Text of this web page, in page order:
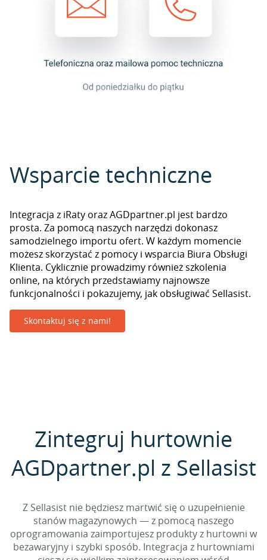
Wsparcie techniczne
Integracja z iRaty oraz AGDpartner.pl jest bardzo
prosta. Za pomocą naszych narzędzi dokonasz
samodzielnego importu ofert. W każdym momencie
możesz skorzystać z pomocy i wsparcia Biura Obsługi
Klienta. Cyklicznie prowadzimy również szkolenia
online, na których przedstawiamy najnowsze
funkcjonalności i pokazujemy, jak obsługiwać Sellasist.
Skontaktuj się z nami!
Zintegruj hurtownie
AGDpartner.pl z Sellasist
Z Sellasist nie będziesz martwić się o uzupełnienie
stanów magazynowych — z pomocą naszego
oprogramowania zaimportujesz produkty z hurtowni w
bezawaryjny i szybki sposób. Integracja z hurtowniami